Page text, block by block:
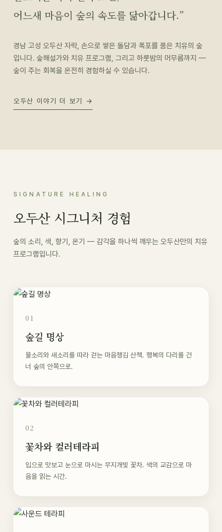
어느새 마음이 숲의 속도를 닮아갑니다.”
경남 고성 오두산 자락, 손으로 쌓은 돌담과 폭포를 품은 치유의 숲
입니다. 숲해설가와 치유 프로그램, 그리고 하룻밤의 머무름까지 —
숲이 주는 회복을 온전히 경험하실 수 있습니다.
오두산 이야기 더 보기 →
SIGNATURE HEALING
오두산 시그니처 경험
숲의 소리, 색, 향기, 온기 — 감각을 하나씩 깨우는 오두산만의 치유
프로그램입니다.
01
숲길 명상
물소리와 새소리를 따라 걷는 마음챙김 산책. 행복의 다리를 건
너 숲의 안쪽으로.
02
꽃차와 컬러테라피
입으로 맛보고 눈으로 마시는 무지개빛 꽃차. 색의 교감으로 마
음을 읽는 시간.